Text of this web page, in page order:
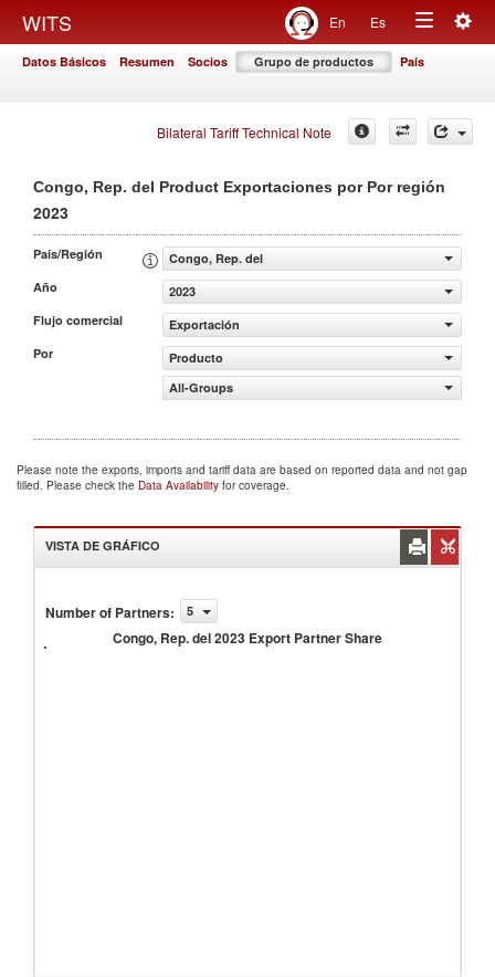
WITS En Es
Toggle
Datos Básicos Resumen Socios Grupo de productos País
Bilateral Tariff Technical Note
Congo, Rep. del Product Exportaciones por Por región
2023
País/Región
Congo, Rep. del
Año
2023
Flujo comercial
Exportación
Por
Producto
All-Groups
Please note the exports, imports and tariff data are based on reported data and not gap
filled. Please check the Data Availability for coverage.
VISTA DE GRÁFICO
Number of Partners: 5
Congo, Rep. del 2023 Export Partner Share
Rep.
2023